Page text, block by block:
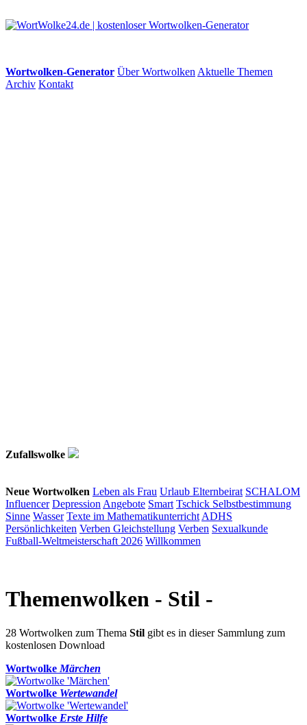
Wortwolken-Generator Über Wortwolken Aktuelle Themen
Archiv Kontakt
Zufallswolke
Neue Wortwolken Leben als Frau Urlaub Elternbeirat SCHALOM
Influencer Depression Angebote Smart Tschick Selbstbestimmung
Sinne Wasser Texte im Mathematikunterricht ADHS
Persönlichkeiten Verben Gleichstellung Verben Sexualkunde
Fußball-Weltmeisterschaft 2026 Willkommen
Themenwolken - Stil -
28 Wortwolken zum Thema Stil gibt es in dieser Sammlung zum
kostenlosen Download
Wortwolke Märchen
Wortwolke Wertewandel
Wortwolke Erste Hilfe